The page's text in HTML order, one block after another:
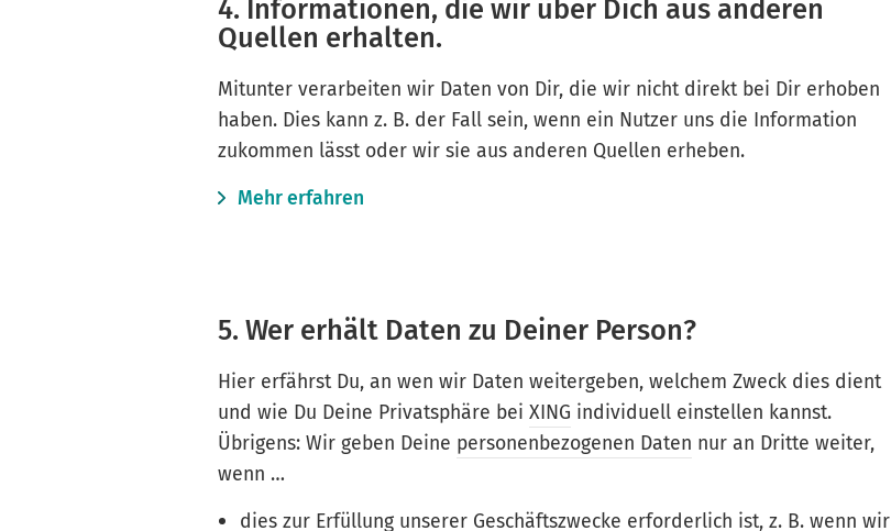
Quellen erhalten.
Mitunter verarbeiten wir Daten von Dir, die wir nicht direkt bei Dir erhoben
haben. Dies kann z. B. der Fall sein, wenn ein Nutzer uns die Information
zukommen lässt oder wir sie aus anderen Quellen erheben.
Mehr erfahren
5. Wer erhält Daten zu Deiner Person?
Hier erfährst Du, an wen wir Daten weitergeben, welchem Zweck dies dient
und wie Du Deine Privatsphäre bei XING individuell einstellen kannst.
Übrigens: Wir geben Deine personenbezogenen Daten nur an Dritte weiter,
wenn …
dies zur Erfüllung unserer Geschäftszwecke erforderlich ist, z. B. wenn wir